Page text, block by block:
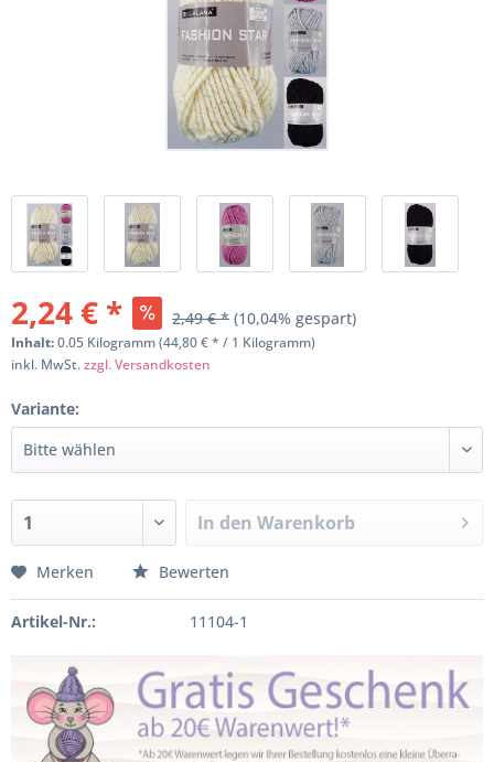
2,24 € * 2,49 € * (10,04% gespart)
Inhalt:0.05 Kilogramm (44,80 € * / 1 Kilogramm)
inkl. MwSt.zzgl. Versandkosten
Variante:
In den Warenkorb
Merken Bewerten
Artikel-Nr.: 11104-1